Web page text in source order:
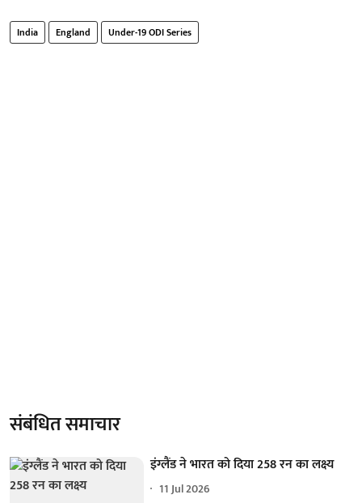
India England Under-19 ODI Series
संबंधित समाचार
इंग्लैंड ने भारत को दिया 258 रन का लक्ष्य
11 Jul 2026